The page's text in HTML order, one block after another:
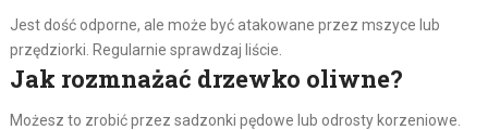
Jest dość odporne, ale może być atakowane przez mszyce lub
przędziorki. Regularnie sprawdzaj liście.
Jak rozmnażać drzewko oliwne?
Możesz to zrobić przez sadzonki pędowe lub odrosty korzeniowe.